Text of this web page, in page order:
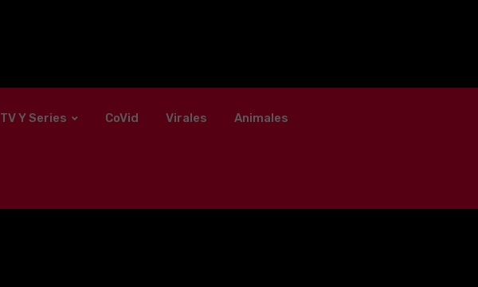
TV Y Series CoVid Virales Animales